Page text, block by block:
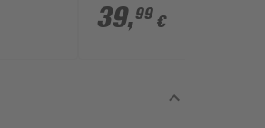
39,99 €